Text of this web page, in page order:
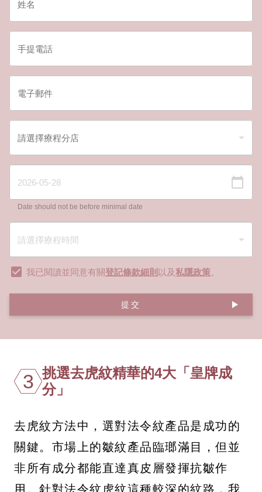
Date should not be before minimal date
我已閱讀並同意有關登記條款細則 以及私隱政策。
提交
3 挑選去虎紋精華的4大「皇牌成
分」
去虎紋方法中，選對法令紋產品是成功的
關鍵。市場上的皺紋產品臨瑯滿目，但並
非所有成分都能直達真皮層發揮抗皺作